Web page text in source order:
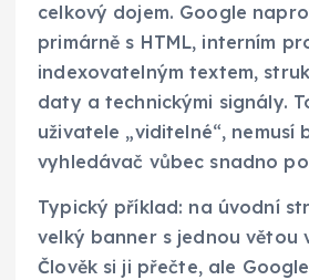
celkový dojem. Google
primárně s HTML, interním
indexovatelným textem,
daty a technickými signály.
uživatele „viditelné“, nemusí
vyhledávač vůbec snadno
Typický příklad: na úvodní
velký banner s jednou větou
Člověk si ji přečte, ale